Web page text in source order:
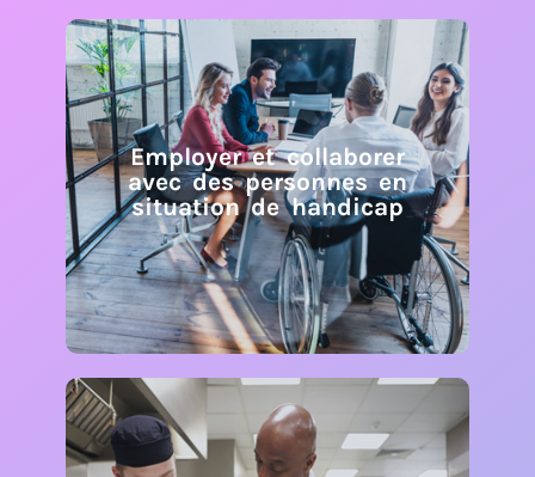
Employer et collaborer
avec des personnes en
situation de handicap
Employer et collaborer
avec des personnes en
situation de handicap